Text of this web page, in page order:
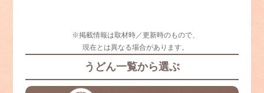
※掲載情報は取材時／更新時のもので、
現在とは異なる場合があります。
うどん一覧から選ぶ